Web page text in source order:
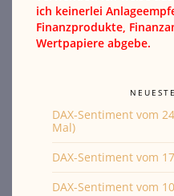
ich keinerlei
Finanzprodukte,
Wertpapiere abgebe.
DAX-Sentiment vom
Mal)
DAX-Sentiment vom
DAX-Sentiment vom